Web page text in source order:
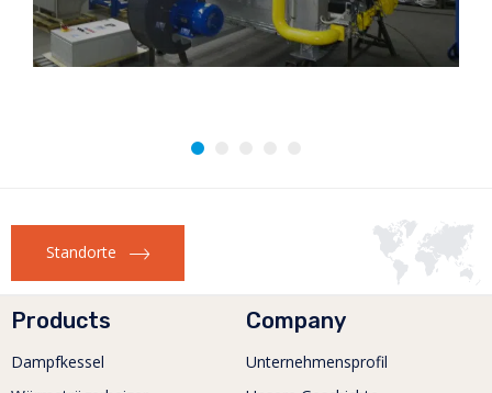
Standorte
Products
Dampfkessel
Company
Unternehmensprofil